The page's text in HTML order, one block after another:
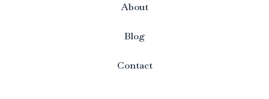
About
Blog
Contact